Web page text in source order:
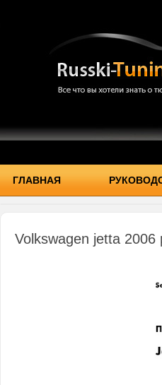
ГЛАВНАЯ
Volkswagen jetta 2006